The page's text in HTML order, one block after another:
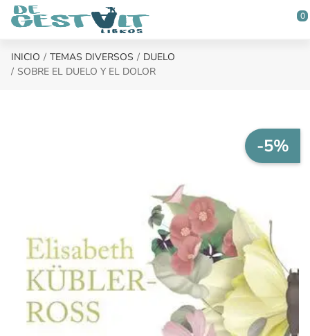
Saltar al contenido principal
0
INICIO TEMAS DIVERSOS
DUELO
SOBRE EL DUELO Y EL DOLOR
-5%